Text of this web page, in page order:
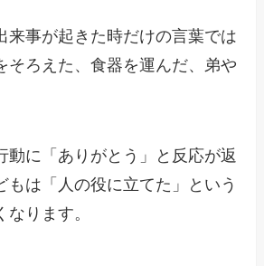
来事が起きた時だけの言葉では
そろえた、食器を運んだ、弟や
動に「ありがとう」と反応が返
もは「人の役に立てた」という
ります。